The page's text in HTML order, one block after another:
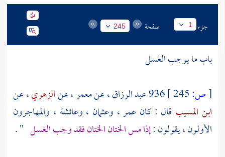
جزء 1 صفحة 245
باب ما يوجب الغسل
[ص: 936عبد الرزاق، عنمعمر، عنالزهري، عن
ابن المسيب قال : كان عمر، وعثمان ، وعائشة ، والمهاجرون
الأولون ، يقولون :إذا مس الختان الختان فقد وجب الغسل " .